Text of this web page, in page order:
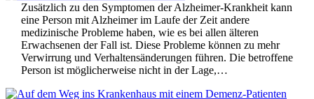
Zusätzlich zu den Symptomen der Alzheimer-Krankheit kann
eine Person mit Alzheimer im Laufe der Zeit andere
medizinische Probleme haben, wie es bei allen älteren
Erwachsenen der Fall ist. Diese Probleme können zu mehr
Verwirrung und Verhaltensänderungen führen. Die betroffene
Person ist möglicherweise nicht in der Lage,…